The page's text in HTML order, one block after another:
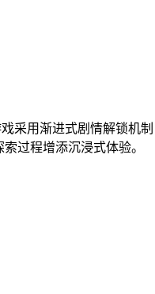
采用渐进式剧情解锁机
过程增添沉浸式体验。